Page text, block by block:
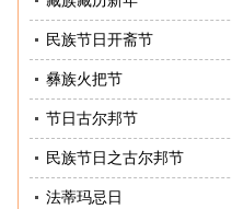
民族节日开斋节
彝族火把节
节日古尔邦节
民族节日之古尔邦节
法蒂玛忌日